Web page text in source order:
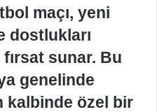
maçı, yeni
dostlukları
sunar. Bu
genelinde
kalbinde özel bir